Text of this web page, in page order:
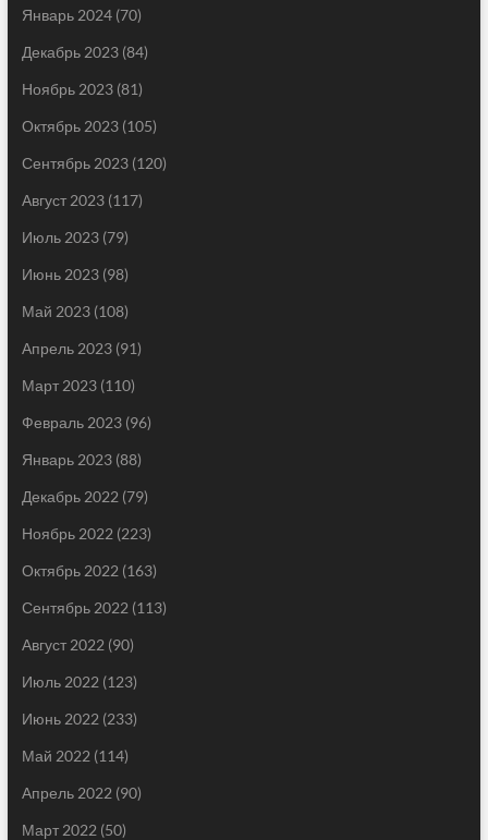
Январь 2024(70)
Декабрь 2023(84)
Ноябрь 2023(81)
Октябрь 2023(105)
Сентябрь 2023(120)
Август 2023(117)
Июль 2023(79)
Июнь 2023(98)
Май 2023(108)
Апрель 2023(91)
Март 2023(110)
Февраль 2023(96)
Январь 2023(88)
Декабрь 2022 (79)
Ноябрь 2022 (223)
Октябрь 2022 (163)
Сентябрь 2022 (113)
Август 2022 (90)
Июль 2022 (123)
Июнь 2022 (233)
Май 2022 (114)
Апрель 2022 (90)
Март 2022 (50)